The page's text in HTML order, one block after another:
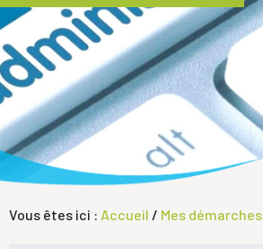
Vous êtes ici : Accueil / Mes démarches